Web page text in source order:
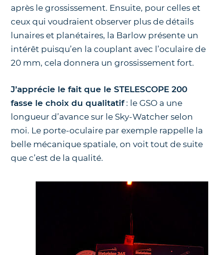
après le grossissement. Ensuite, pour celles et
ceux qui voudraient observer plus de détails
lunaires et planétaires, la Barlow présente un
intérêt puisqu’en la couplant avec l’oculaire de
20 mm, cela donnera un grossissement fort.
J’apprécie le fait que le STELESCOPE 200
fasse le choix du qualitatif: le GSO a une
longueur d’avance sur le Sky-Watcher selon
moi. Le porte-oculaire par exemple rappelle la
belle mécanique spatiale, on voit tout de suite
que c’est de la qualité.